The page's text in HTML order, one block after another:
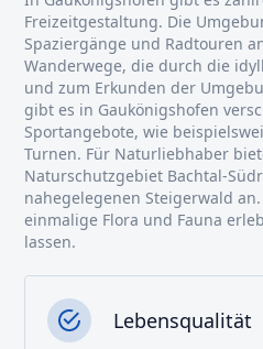
Freizeitgestaltung. Die
Spaziergänge und Radtouren
Wanderwege, die durch die
und zum Erkunden der
gibt es in Gaukönigshofen
Sportangebote, wie
Turnen. Für Naturliebhaber
Naturschutzgebiet Bachtal-
nahegelegenen Steigerwald
einmalige Flora und Fauna
lassen.
Lebensqualität